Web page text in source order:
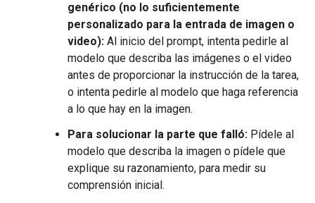
genérico (no lo suficientemente
personalizado para la entrada de imagen o
video): Al inicio del prompt, intenta pedirle al
modelo que describa las imágenes o el video
antes de proporcionar la instrucción de la tarea,
o intenta pedirle al modelo que haga referencia
a lo que hay en la imagen.
Para solucionar la parte que falló: Pídele al
modelo que describa la imagen o pídele que
explique su razonamiento, para medir su
comprensión inicial.